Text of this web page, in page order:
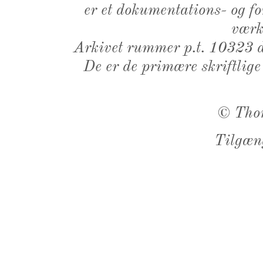
er et dokumentations- og
Arkivet rummer p.t. 10323
De er de primære
©